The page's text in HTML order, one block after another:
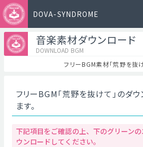
DOVA-SYNDROME
音楽素材ダウンロード
DOWNLOAD BGM
フリーBGM素材「荒野を
フリーBGM「荒野を抜けて」のダ
ます。
下記項目をご確認の上、下のグリーン
ウンロードしてください。